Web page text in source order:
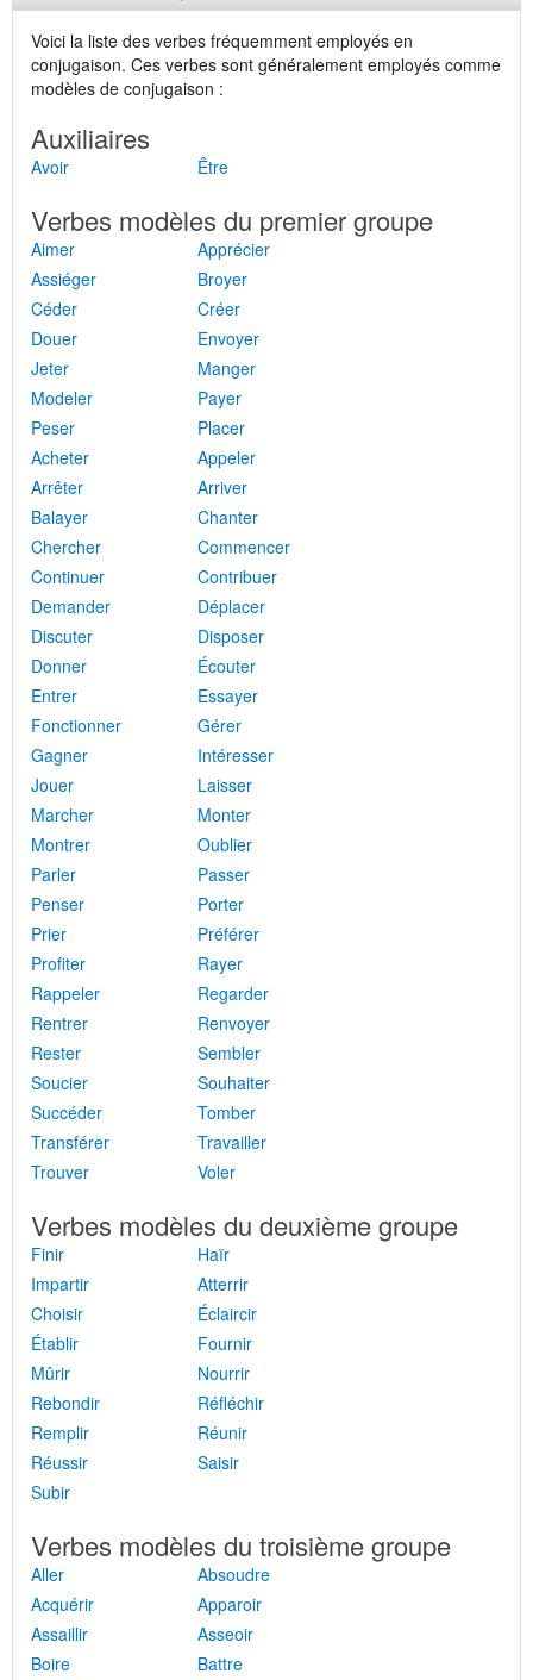
Voici la liste des verbes fréquemment employés en
conjugaison. Ces verbes sont généralement employés comme
modèles de conjugaison :
Auxiliaires
Avoir Être
Verbes modèles du premier groupe
Aimer
Apprécier
Assiéger
Broyer
Céder
Créer
Douer
Envoyer
Jeter
Manger
Modeler
Payer
Peser
Placer
Acheter
Appeler
Arrêter
Arriver
Balayer
Chanter
Chercher
Commencer
Continuer
Contribuer
Demander
Déplacer
Discuter
Disposer
Donner
Écouter
Entrer
Essayer
Fonctionner
Gérer
Gagner
Intéresser
Jouer
Laisser
Marcher
Monter
Montrer
Oublier
Parler
Passer
Penser
Porter
Prier
Préférer
Profiter
Rayer
Rappeler
Regarder
Rentrer
Renvoyer
Rester
Sembler
Soucier
Souhaiter
Succéder
Tomber
Transférer
Travailler
Trouver
Voler
Verbes modèles du deuxième groupe
Finir
Haïr
Impartir
Atterrir
Choisir
Éclaircir
Établir
Fournir
Mûrir
Nourrir
Rebondir
Réfléchir
Remplir
Réunir
Réussir
Saisir
Subir
Verbes modèles du troisième groupe
Aller
Absoudre
Acquérir
Apparoir
Assaillir
Asseoir
Boire
Battre